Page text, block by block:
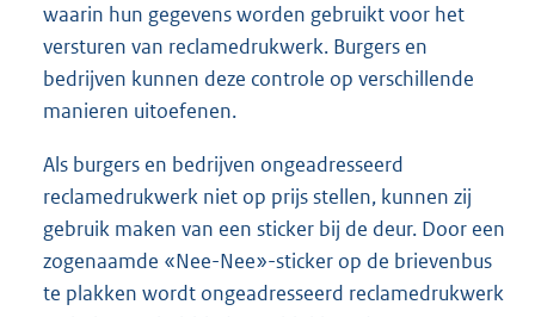
waarin hun gegevens worden gebruikt voor het
versturen van reclamedrukwerk. Burgers en
bedrijven kunnen deze controle op verschillende
manieren uitoefenen.
Als burgers en bedrijven ongeadresseerd
reclamedrukwerk niet op prijs stellen, kunnen zij
gebruik maken van een sticker bij de deur. Door een
zogenaamde «Nee-Nee»-sticker op de brievenbus
te plakken wordt ongeadresseerd reclamedrukwerk